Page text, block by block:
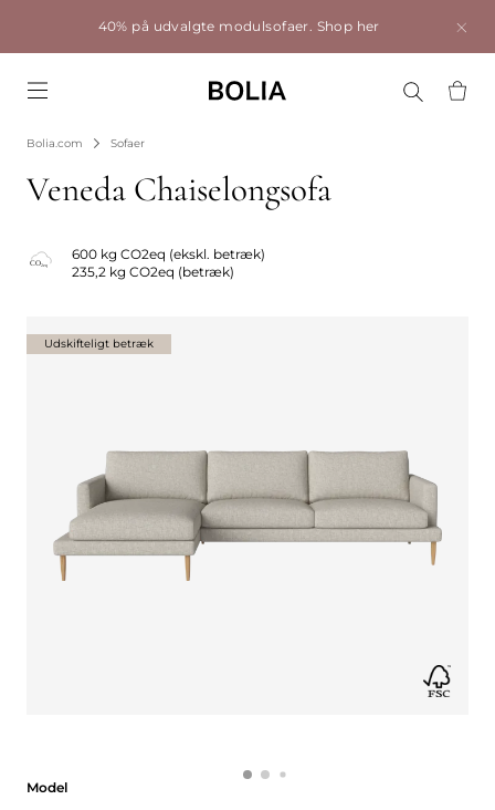
40% på udvalgte modulsofaer. Shop her
Bolia.com Sofaer
Veneda Chaiselongsofa
600 kg CO2eq (ekskl. betræk)
235,2 kg CO2eq (betræk)
Model
Udskifteligt betræk